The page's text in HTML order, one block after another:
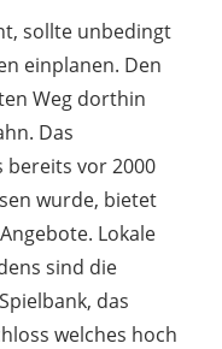
sollte unbedingt
einplanen. Den
Weg dorthin
Das
vor 2000
wurde, bietet
Lokale
sind die
das
welches hoch